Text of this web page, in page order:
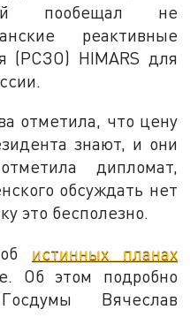
пообещал не
реактивные
(РСЗО) HIMARS для
отметила, что цену
знают, и они
дипломат,
обсуждать нет
это бесполезно.
истинных планах
Об этом подробно
Вячеслав